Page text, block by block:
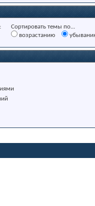
Сортировать темы по...
возрастанию